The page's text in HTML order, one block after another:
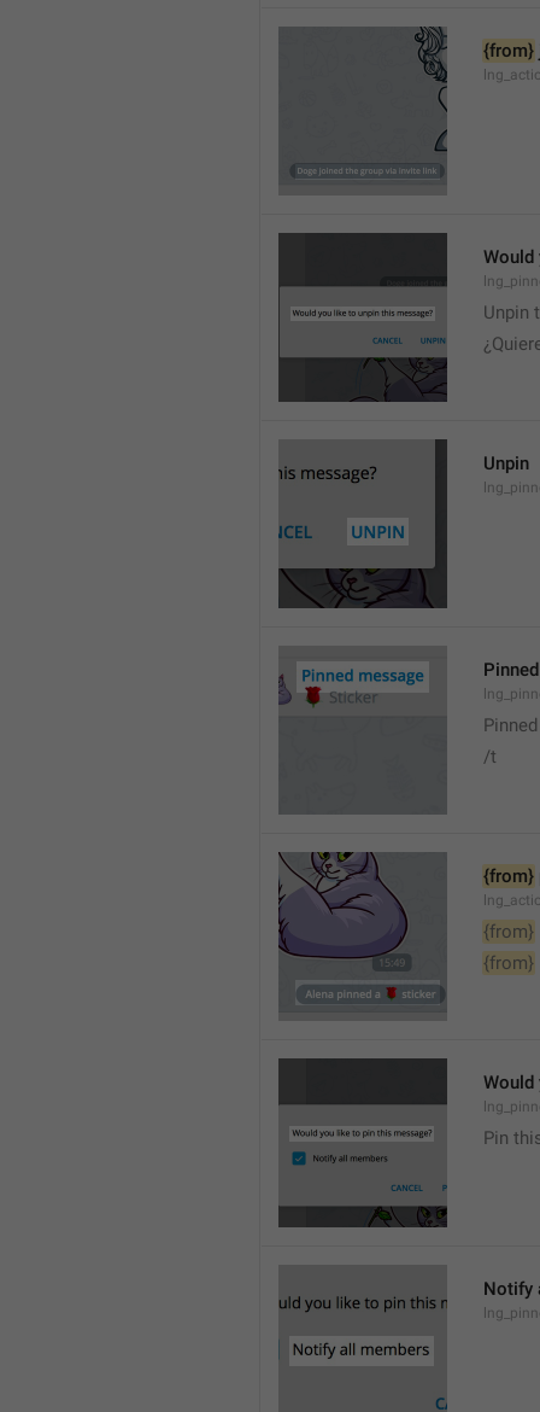
{from}
Would
Unpin
Unpin
/t
{from}
{from}
{from}
Would
Pin
Notify